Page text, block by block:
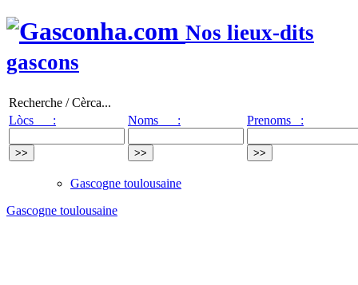
Nos lieux-dits
gascons
Recherche / Cèrca...
Lòcs :
Noms : Prenoms :
Gascogne toulousaine
Gascogne toulousaine